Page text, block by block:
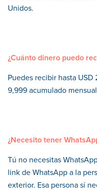
Unidos.
¿Cuánto dinero puedo
Puedes recibir hasta
9,999 acumulado
¿Necesito tener
Tú no necesitas
link de WhatsApp a la
exterior. Esa persona sí